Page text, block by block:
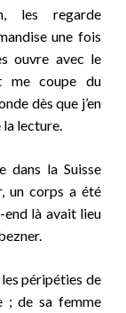
les regarde
une fois
ouvre avec le
me coupe du
dès que j’en
lecture.
dans la Suisse
un corps a été
end là avait lieu
péripéties de
; de sa femme